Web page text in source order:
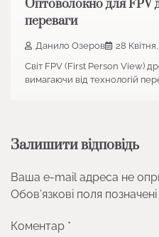
Оптоволокно для FPV
переваги
Данило Озеров 28
Світ FPV (First Person View)
вимагаючи від технологій
Залишити відповідь
Ваша e-mail адреса не
Обов’язкові поля позначені
Коментар *